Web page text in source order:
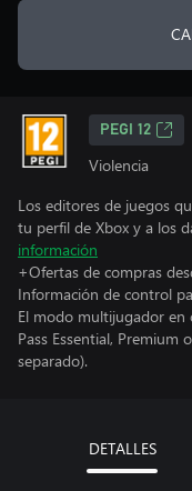
PEGI 12
Violencia
Los editores de juegos
tu perfil de Xbox y a los
información
+Ofertas de compras
Información de control
El modo multijugador en
Pass Essential, Premium
separado).
DETALLES